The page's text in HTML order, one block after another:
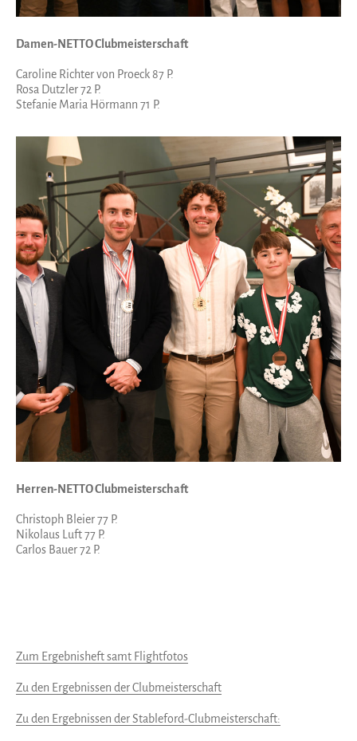
Damen-NETTO Clubmeisterschaft
Caroline Richter von Proeck 87 P.
Rosa Dutzler 72 P.
Stefanie Maria Hörmann 71 P.
Herren-NETTO Clubmeisterschaft
Christoph Bleier 77 P.
Nikolaus Luft 77 P.
Carlos Bauer 72 P.
Zum Ergebnisheft samt Flightfotos
Zu den Ergebnissen der Clubmeisterschaft
Zu den Ergebnissen der Stableford-Clubmeisterschaft: